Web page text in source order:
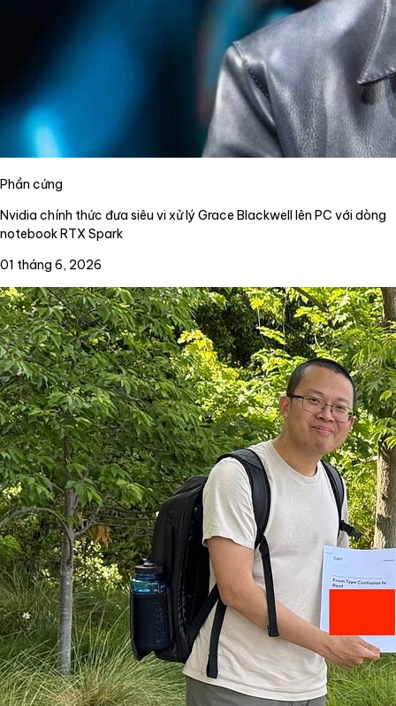
Phần cứng
Nvidia chính thức đưa siêu vi xử lý Grace Blackwell lên PC với dòng
notebook RTX Spark
01 tháng 6, 2026